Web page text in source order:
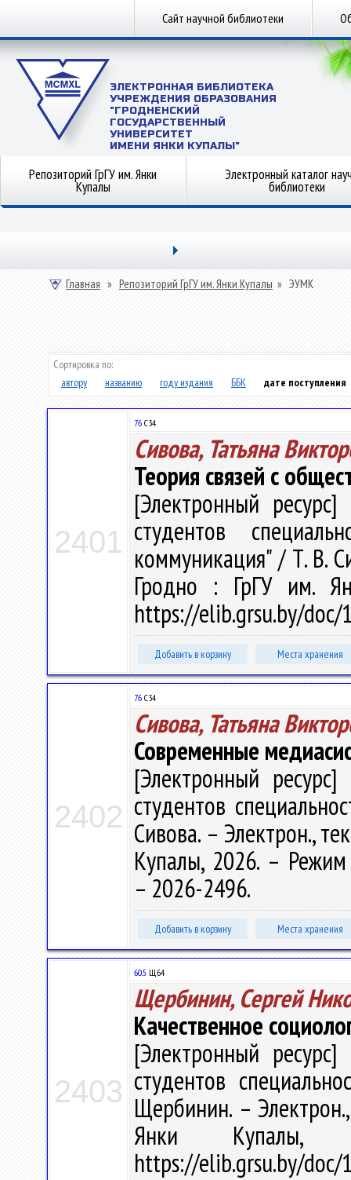
Сайт научной библиотеки
ЭЛЕКТРОННАЯ БИБЛИОТЕКА
УЧРЕЖДЕНИЯ ОБРАЗОВАНИЯ
"ГРОДНЕНСКИЙ
ГОСУДАРСТВЕННЫЙ
УНИВЕРСИТЕТ
ИМЕНИ ЯНКИ КУПАЛЫ"
Репозиторий ГрГУ им. Янки
Купалы
Электронный каталог
библиотеки
Главная » Репозиторий ГрГУ им. Янки Купалы » ЭУМК
Сортировка по:
автору
названию году издания ББК дате поступления
2401
76 С34
Сивова, Татьяна
Теория связей с
[Электронный
студентов
коммуникация" / Т. В.
Гродно : ГрГУ им.
https://elib.grsu.by/doc/
Добавить в корзину Места хранения
2402
76 С34
Сивова, Татьяна
Современные
[Электронный
студентов
Сивова. – Электрон.,
Купалы, 2026. –
– 2026-2496.
Добавить в корзину Места хранения
2403
60.5 Щ64
Щербинин, Сергей
Качественное
[Электронный
студентов
Щербинин. –
Янки
https://elib.grsu.by/